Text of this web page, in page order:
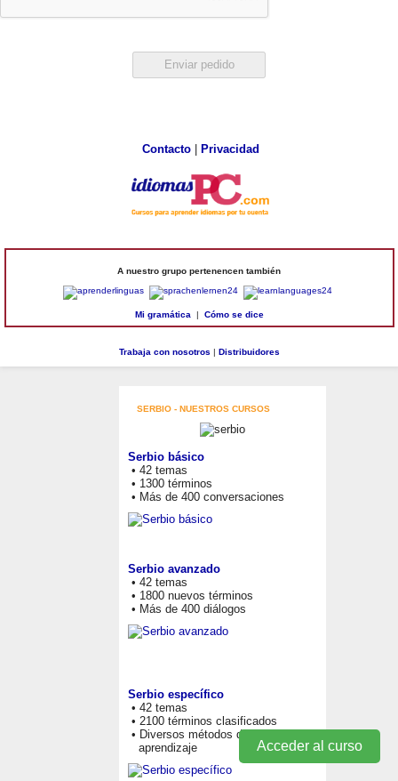
Acceder al curso
Contacto| Privacidad
A nuestro grupo pertenencen también
Mi gramática | Cómo se dice
Trabaja con nosotros | Distribuidores
SERBIO - NUESTROS CURSOS
Serbio básico
• 42 temas
• 1300 términos
• Más de 400 conversaciones
Serbio avanzado
• 42 temas
• 1800 nuevos términos
• Más de 400 diálogos
Serbio específico
• 42 temas
• 2100 términos clasificados
• Diversos métodos de
aprendizaje